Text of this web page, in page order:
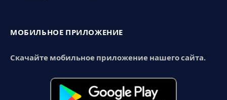
МОБИЛЬНОЕ ПРИЛОЖЕНИЕ
Скачайте мобильное приложение нашего сайта.